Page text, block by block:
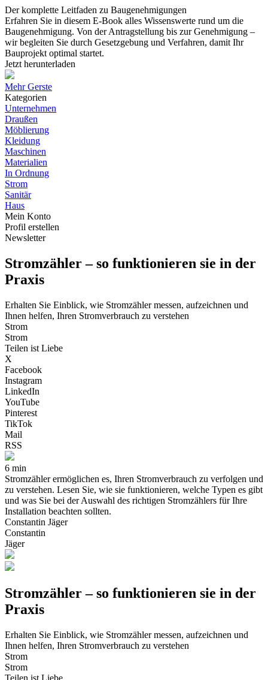
Der komplette Leitfaden zu Baugenehmigungen
Erfahren Sie in diesem E-Book alles Wissenswerte rund um die
Baugenehmigung. Von der Antragstellung bis zur Genehmigung –
wir begleiten Sie durch Gesetzgebung und Verfahren, damit Ihr
Bauprojekt optimal startet.
Jetzt herunterladen
Mehr Gerste
Kategorien
Unternehmen
Draußen
Möblierung
Kleidung
Maschinen
Materialien
In Ordnung
Strom
Sanitär
Haus
Mein Konto
Profil erstellen
Newsletter
Stromzähler – so funktionieren sie in der
Praxis
Erhalten Sie Einblick, wie Stromzähler messen, aufzeichnen und
Ihnen helfen, Ihren Stromverbrauch zu verstehen
Strom
Strom
Teilen ist Liebe
X
Facebook
Instagram
LinkedIn
YouTube
Pinterest
TikTok
Mail
RSS
6 min
Stromzähler ermöglichen es, Ihren Stromverbrauch zu verfolgen und
zu verstehen. Lesen Sie, wie sie funktionieren, welche Typen es gibt
und was Sie bei der Auswahl des richtigen Stromzählers für Ihre
Installation beachten sollten.
Constantin Jäger
Constantin
Jäger
Stromzähler – so funktionieren sie in der
Praxis
Erhalten Sie Einblick, wie Stromzähler messen, aufzeichnen und
Ihnen helfen, Ihren Stromverbrauch zu verstehen
Strom
Strom
Teilen ist Liebe